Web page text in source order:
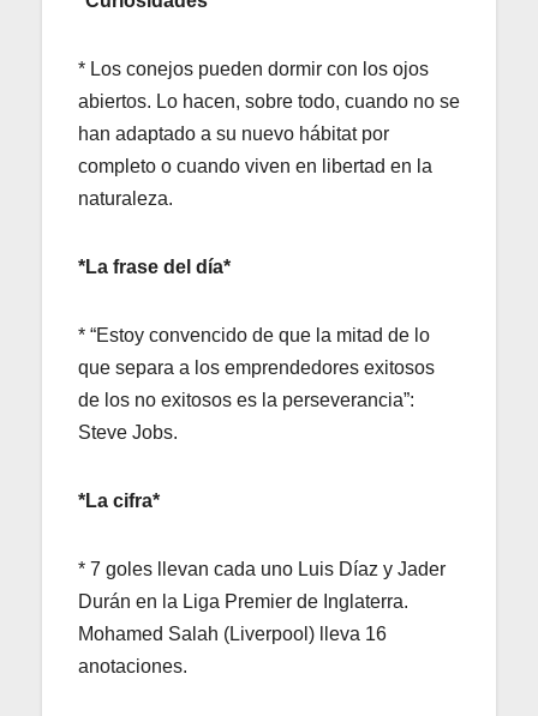
* Los conejos pueden dormir con los ojos
abiertos. Lo hacen, sobre todo, cuando no se
han adaptado a su nuevo hábitat por
completo o cuando viven en libertad en la
naturaleza.
*La frase del día*
* “Estoy convencido de que la mitad de lo
que separa a los emprendedores exitosos
de los no exitosos es la perseverancia”:
Steve Jobs.
*La cifra*
* 7 goles llevan cada uno Luis Díaz y Jader
Durán en la Liga Premier de Inglaterra.
Mohamed Salah (Liverpool) lleva 16
anotaciones.